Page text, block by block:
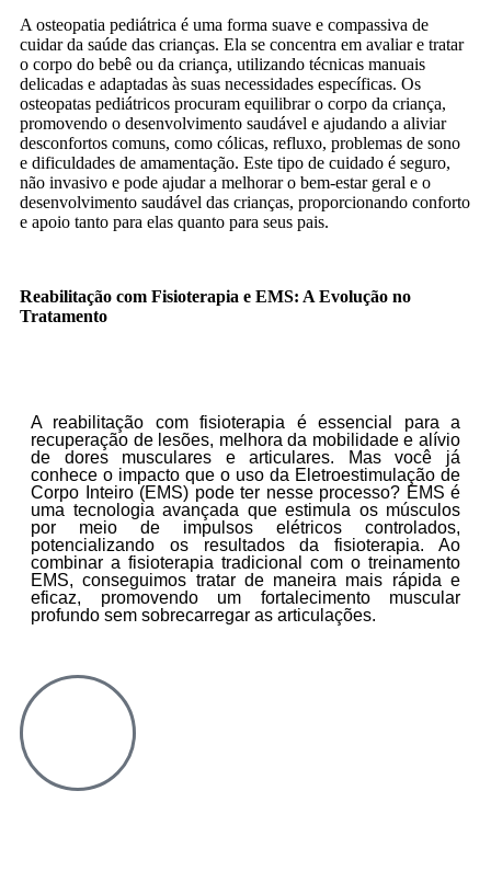
A osteopatia pediátrica é uma forma suave e compassiva de
cuidar da saúde das crianças. Ela se concentra em avaliar e tratar
o corpo do bebê ou da criança, utilizando técnicas manuais
delicadas e adaptadas às suas necessidades específicas. Os
osteopatas pediátricos procuram equilibrar o corpo da criança,
promovendo o desenvolvimento saudável e ajudando a aliviar
desconfortos comuns, como cólicas, refluxo, problemas de sono
e dificuldades de amamentação. Este tipo de cuidado é seguro,
não invasivo e pode ajudar a melhorar o bem-estar geral e o
desenvolvimento saudável das crianças, proporcionando conforto
e apoio tanto para elas quanto para seus pais.
Reabilitação com Fisioterapia e EMS: A Evolução no
Tratamento
A reabilitação com fisioterapia é essencial para a
recuperação de lesões, melhora da mobilidade e alívio
de dores musculares e articulares. Mas você já
conhece o impacto que o uso da Eletroestimulação de
Corpo Inteiro (EMS) pode ter nesse processo? EMS é
uma tecnologia avançada que estimula os músculos
por meio de impulsos elétricos controlados,
potencializando os resultados da fisioterapia. Ao
combinar a fisioterapia tradicional com o treinamento
EMS, conseguimos tratar de maneira mais rápida e
eficaz, promovendo um fortalecimento muscular
profundo sem sobrecarregar as articulações.